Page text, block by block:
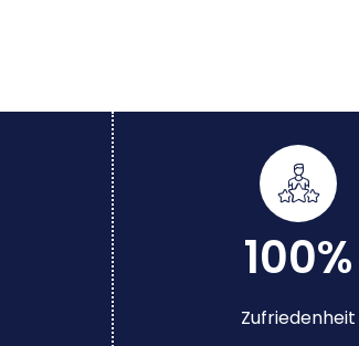
100%
Zufriedenheit